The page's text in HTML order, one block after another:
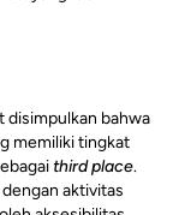
disimpulkan bahwa
memiliki tingkat
third place.
aktivitas